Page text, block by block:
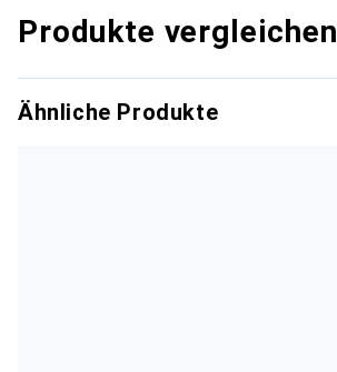
Produkte vergleichen
Ähnliche Produkte